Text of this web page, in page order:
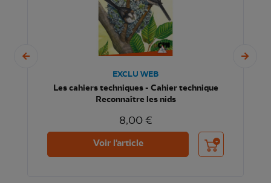
EXCLU WEB
Les cahiers techniques - Cahier technique
Reconnaître les nids
8,00 €
Voir l'article Ajouter au panier